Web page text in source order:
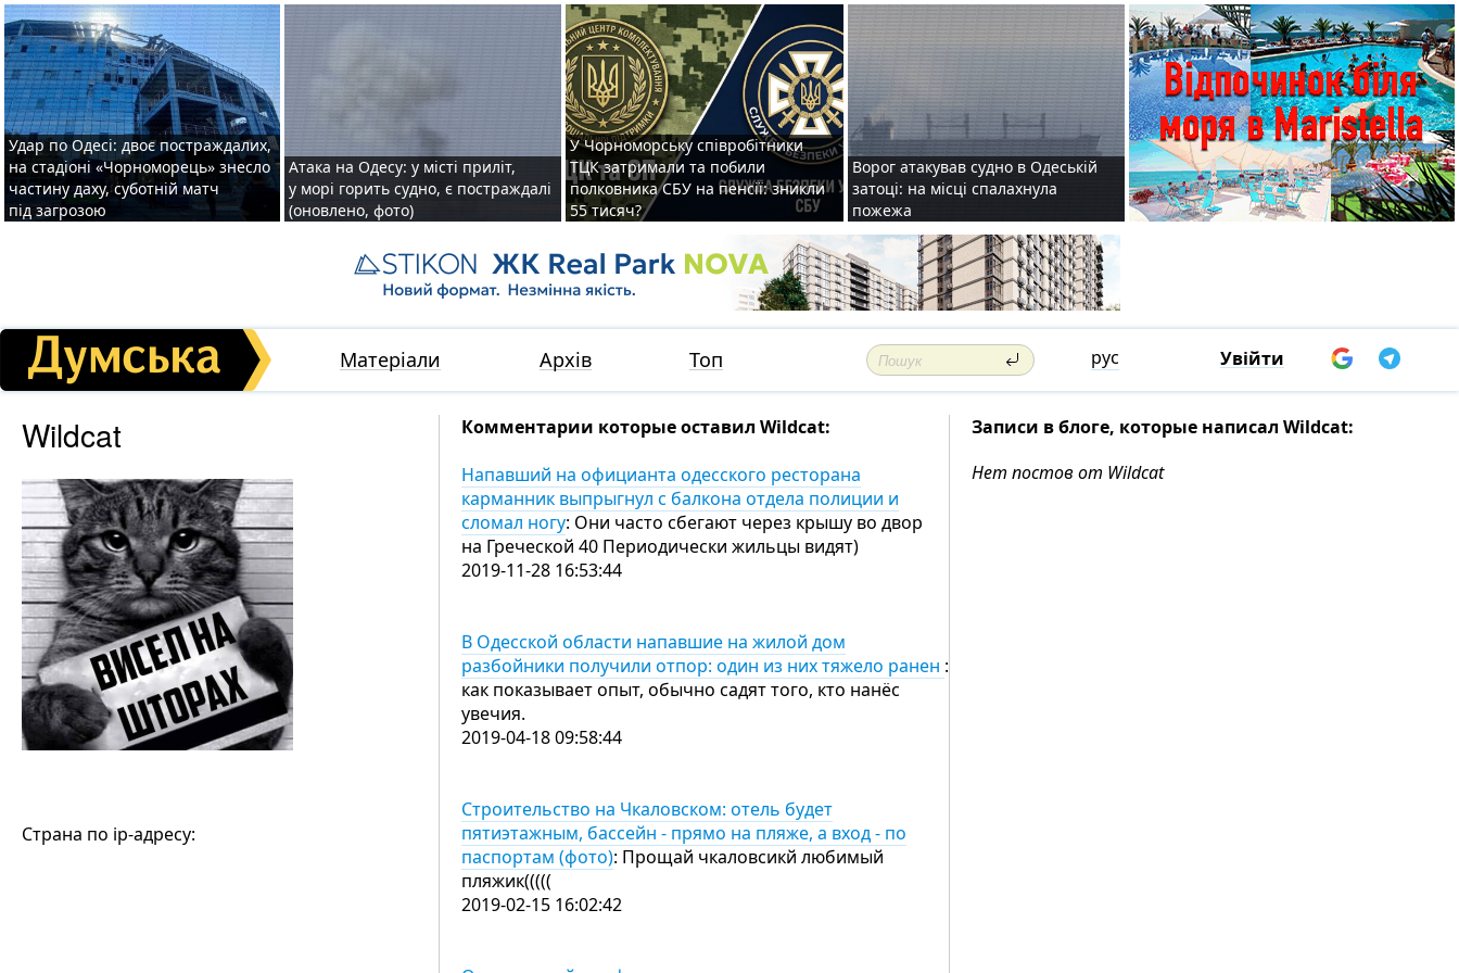
Удар по Одесі: двоє постраждалих,
на стадіоні «Чорноморець» знесло
частину даху, суботній матч
під загрозою
Атака на Одесу: у місті приліт,
у морі горить судно, є постраждалі
(оновлено, фото)
У Чорноморську співробітники
ТЦК затримали та побили
полковника СБУ на пенсії: зникли
55 тисяч?
Ворог атакував судно в Одеській
затоці: на місці спалахнула
пожежа
Матеріали Архів Топ рус Увійти
Wildcat
Страна по ip-адресу:
Комментарии которые оставил Wildcat:
Напавший на официанта одесского ресторана
карманник выпрыгнул с балкона отдела полиции и
сломал ногу: Они часто сбегают через крышу во двор
на Греческой 40 Периодически жильцы видят)
2019-11-28 16:53:44
В Одесской области напавшие на жилой дом
разбойники получили отпор: один из них тяжело ранен :
как показывает опыт, обычно садят того, кто нанёс
увечия.
2019-04-18 09:58:44
Строительство на Чкаловском: отель будет
пятиэтажным, бассейн - прямо на пляже, а вход - по
паспортам (фото): Прощай чкаловсикй любимый
пляжик(((((
2019-02-15 16:02:42
Записи в блоге, которые написал Wildcat:
Нет постов от Wildcat